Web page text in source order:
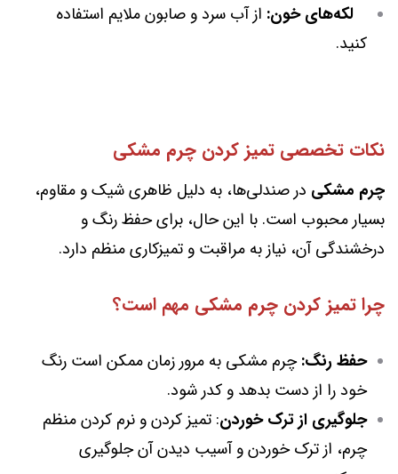
لکه‌های خون: از آب سرد و صابون ملایم استفاده
کنید.
نکات تخصصی تمیز کردن چرم مشکی
چرم مشکی در صندلی‌ها، به دلیل ظاهری شیک و مقاوم،
بسیار محبوب است. با این حال، برای حفظ رنگ و
درخشندگی آن، نیاز به مراقبت و تمیزکاری منظم دارد.
چرا تمیز کردن چرم مشکی مهم است؟
حفظ رنگ:چرم مشکی به مرور زمان ممکن است رنگ
خود را از دست بدهد و کدر شود.
جلوگیری از ترک خوردن: تمیز کردن و نرم کردن منظم
چرم، از ترک خوردن و آسیب دیدن آن جلوگیری